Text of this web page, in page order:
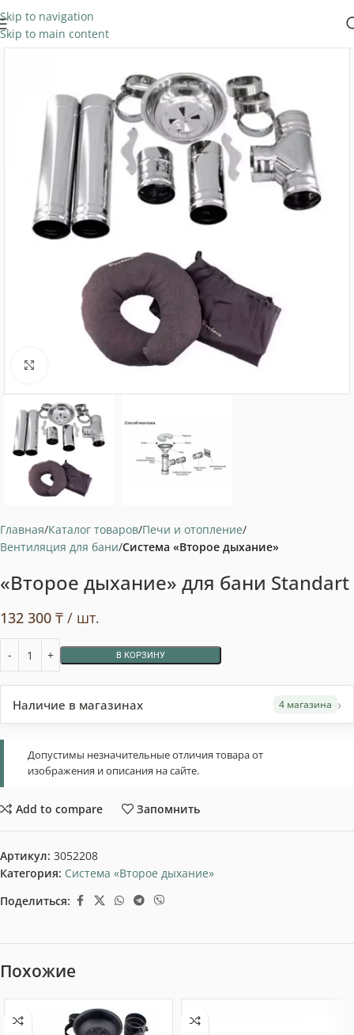
Skip to navigation
Skip to main content
Нажмите, чтобы увеличить
Главная Каталог товаров Печи и отопление
Вентиляция для бани Система «Второе дыхание»
«Второе дыхание» для бани Standart
132 300 ₸ / шт.
В КОРЗИНУ
Наличие в магазинах 4 магазина ›
Допустимы незначительные отличия товара от
изображения и описания на сайте.
Add to compare Запомнить
Артикул: 3052208
Категория: Система «Второе дыхание»
Поделиться:
Похожие